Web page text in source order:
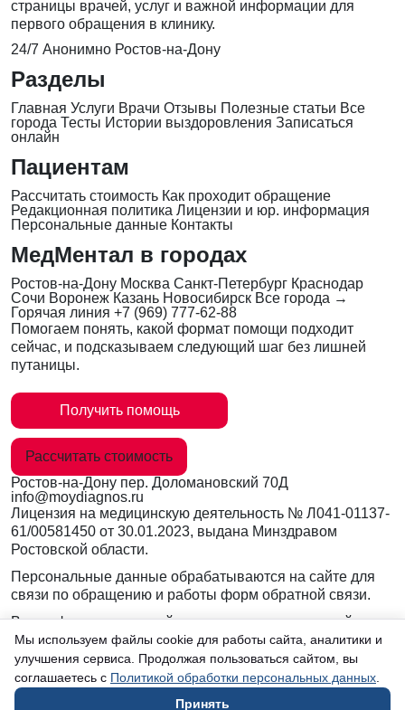
страницы врачей, услуг и важной информации для
первого обращения в клинику.
24/7 Анонимно Ростов-на-Дону
Разделы
Главная Услуги Врачи Отзывы Полезные статьи Все
города Тесты Истории выздоровления Записаться
онлайн
Пациентам
Рассчитать стоимость Как проходит обращение
Редакционная политика Лицензии и юр. информация
Персональные данные Контакты
МедМентал в городах
Ростов-на-Дону Москва Санкт-Петербург Краснодар
Сочи Воронеж Казань Новосибирск Все города →
Горячая линия +7 (969) 777-62-88
Помогаем понять, какой формат помощи подходит
сейчас, и подсказываем следующий шаг без лишней
путаницы.
Получить помощь
Рассчитать стоимость
Ростов-на-Дону пер. Доломановский 70Д
info@moydiagnos.ru
Лицензия на медицинскую деятельность № Л041-01137-
61/00581450 от 30.01.2023, выдана Минздравом
Ростовской области.
Персональные данные обрабатываются на сайте для
связи по обращению и работы форм обратной связи.
Вся информация на сайте носит ознакомительный
характер и не заменяет очную консультацию врача.
Консультации по телефону и в мессенджерах не
являются медицинской услугой.
Согласие на обработку данных
Мы используем файлы cookie для работы сайта, аналитики и
улучшения сервиса. Продолжая пользоваться сайтом, вы
соглашаетесь с Политикой обработки персональных данных
Принять